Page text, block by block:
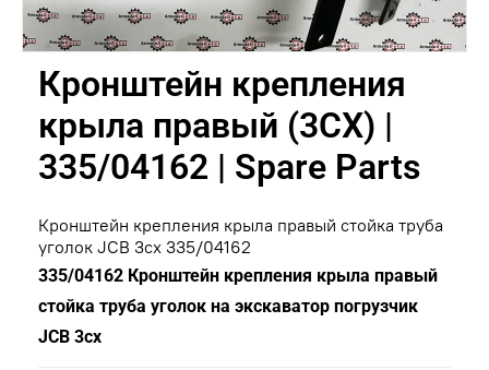
Кронштейн крепления
крыла правый (3CX) |
335/04162 | Spare Parts
Кронштейн крепления крыла правый стойка труба
уголок JCB 3cx 335/04162
335/04162 Кронштейн крепления крыла правый
стойка труба уголок на экскаватор погрузчик
JCB 3cx